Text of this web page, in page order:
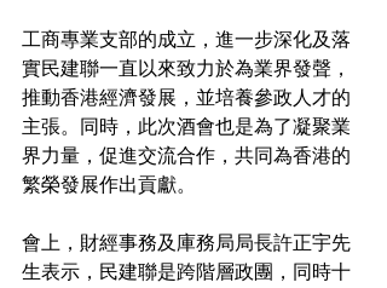
工商專業支部的成立，進一步深化及落
實民建聯一直以來致力於為業界發聲，
推動香港經濟發展，並培養參政人才的
主張。同時，此次酒會也是為了凝聚業
界力量，促進交流合作，共同為香港的
繁榮發展作出貢獻。
會上，財經事務及庫務局局長許正宇先
生表示，民建聯是跨階層政團，同時十